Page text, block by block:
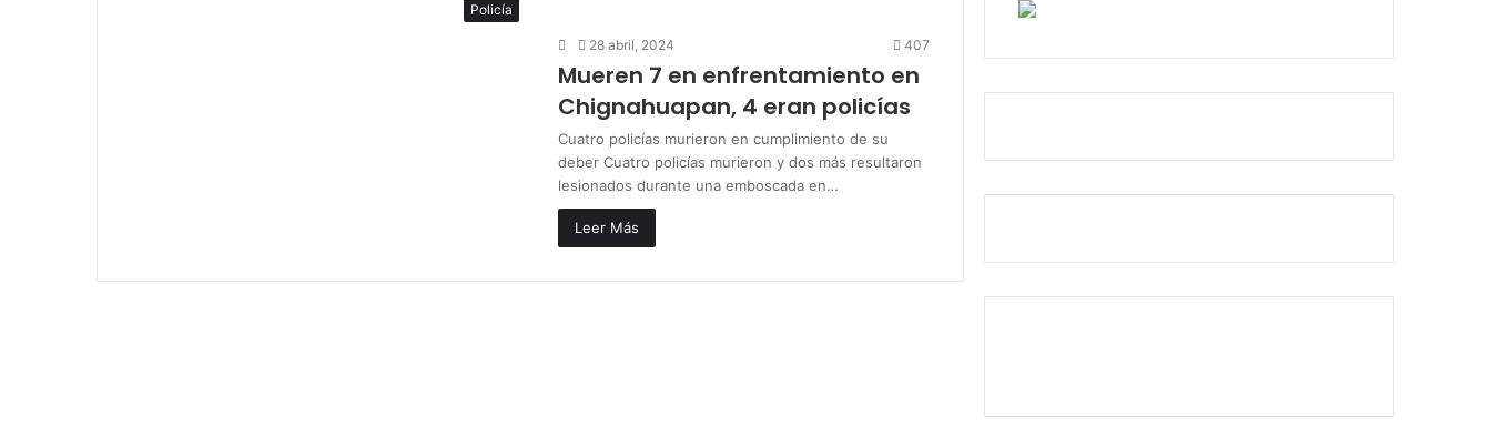
Policía
28 abril, 2024 407
Mueren 7 en enfrentamiento en
Chignahuapan, 4 eran policías
Cuatro policías murieron en cumplimiento de su
deber Cuatro policías murieron y dos más resultaron
lesionados durante una emboscada en…
Leer Más